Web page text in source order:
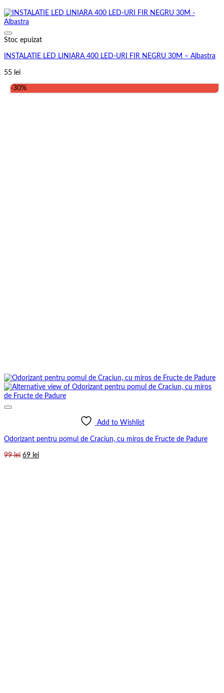
Stoc epuizat
INSTALATIE LED LINIARA 400 LED-URI FIR NEGRU 30M – Albastra
55 lei
-30%
Add to Wishlist
Odorizant pentru pomul de Craciun, cu miros de Fructe de Padure
99lei Prețul
69 leiPrețul